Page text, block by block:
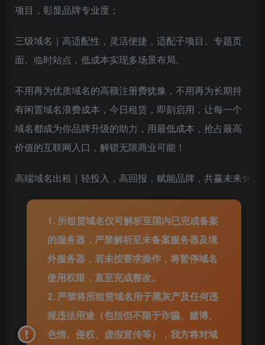
项目，彰显品牌专业度；
三级域名｜高适配性，灵活便捷，适配子项目、专题页
面、临时站点，低成本实现多场景布局。
不用再为优质域名的高额注册费犹豫，不用再为长期持
有闲置域名浪费成本，今日租赁，即刻启用，让每一个
域名都成为你品牌升级的助力，用最低成本，抢占最高
价值的互联网入口，解锁无限商业可能！
高端域名出租｜轻投入，高回报，赋能品牌，共赢未来✨
1. 所租赁域名仅可解析至国内已完成备案
的服务器，严禁解析至未备案服务器及境
外服务器，若未按要求操作，将暂停域名
使用权限，直至完成整改。
2. 严禁将所租赁域名用于黑灰产及任何违
规违法用途（包括但不限于诈骗、赌博、
色情、侵权、虚假宣传等），我方将对域